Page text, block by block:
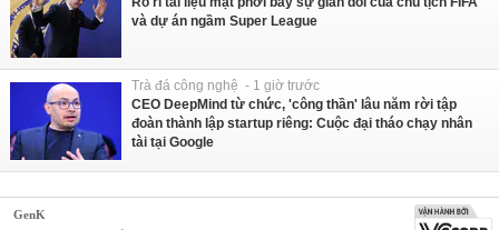
và dự án ngầm Super League
Trà đá công nghệ - 1 giờ trước
CEO DeepMind từ chức, 'công thần' lâu năm rời tập
đoàn thành lập startup riêng: Cuộc đại tháo chạy nhân
tài tại Google
GenK